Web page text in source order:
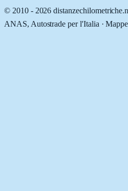
© 2010 - 2026
ANAS, Autostrade per l'Italia ·